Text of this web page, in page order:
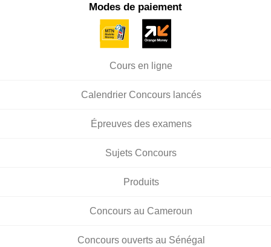
Modes de paiement
Cours en ligne
Calendrier Concours lancés
Épreuves des examens
Sujets Concours
Produits
Concours au Cameroun
Concours ouverts au Sénégal